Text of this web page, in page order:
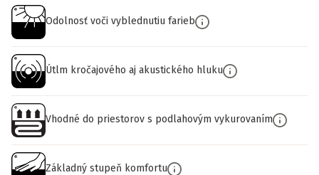
Odolnosť voči vyblednutiu farieb
Útlm kročajového aj akustického hluku
Vhodné do priestorov s podlahovým vykurovaním
Základný stupeň komfortu